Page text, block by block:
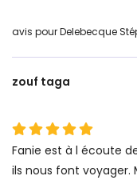
avis pour Delebecque
zouf taga
Fanie est à l écoute
ils nous font voyager.